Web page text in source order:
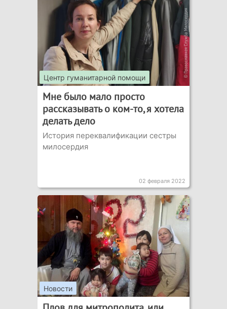
Центр гуманитарной помощи
Мне было мало просто
рассказывать о ком-то, я хотела
делать дело
История переквалификации сестры
милосердия
02 февраля 2022
Новости